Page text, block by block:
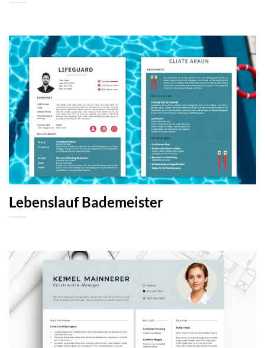
Lebenslauf Bademeister